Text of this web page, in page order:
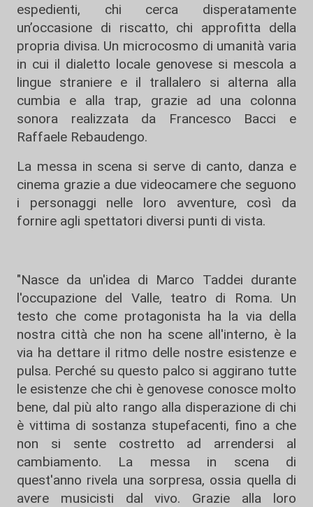
espedienti, chi cerca disperatamente
un’occasione di riscatto, chi approfitta della
propria divisa. Un microcosmo di umanità varia
in cui il dialetto locale genovese si mescola a
lingue straniere e il trallalero si alterna alla
cumbia e alla trap, grazie ad una colonna
sonora realizzata da Francesco Bacci e
Raffaele Rebaudengo.
La messa in scena si serve di canto, danza e
cinema grazie a due videocamere che seguono
i personaggi nelle loro avventure, così da
fornire agli spettatori diversi punti di vista.
"Nasce da un'idea di Marco Taddei durante
l'occupazione del Valle, teatro di Roma. Un
testo che come protagonista ha la via della
nostra città che non ha scene all'interno, è la
via ha dettare il ritmo delle nostre esistenze e
pulsa. Perché su questo palco si aggirano tutte
le esistenze che chi è genovese conosce molto
bene, dal più alto rango alla disperazione di chi
è vittima di sostanza stupefacenti, fino a che
non si sente costretto ad arrendersi al
cambiamento. La messa in scena di
quest'anno rivela una sorpresa, ossia quella di
avere musicisti dal vivo. Grazie alla loro